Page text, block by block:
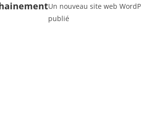
Un nouveau site web
publié